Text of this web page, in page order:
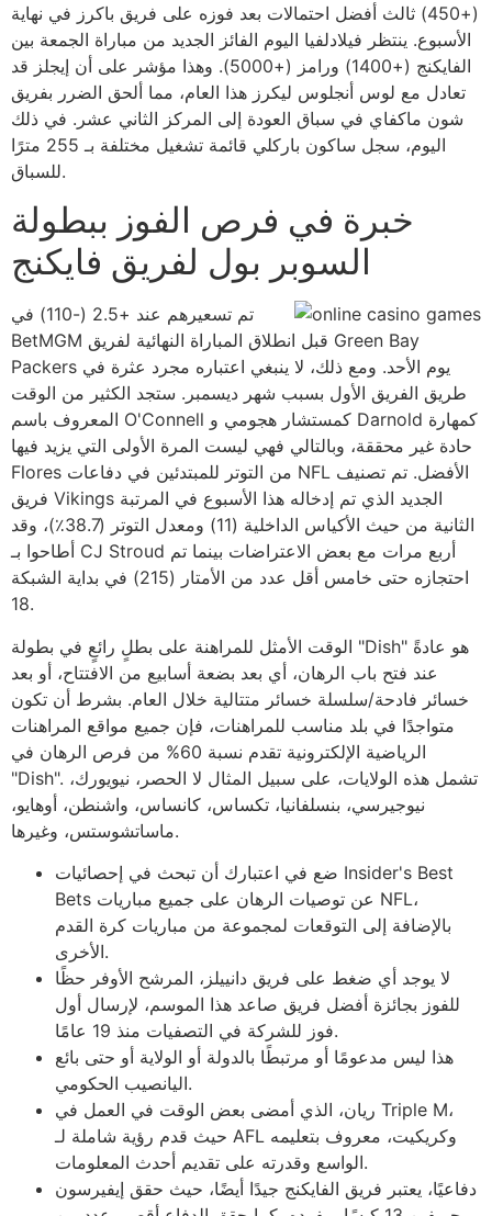
(+450) ثالث أفضل احتمالات بعد فوزه على فريق باكرز في نهاية
الأسبوع. ينتظر فيلادلفيا اليوم الفائز الجديد من مباراة الجمعة بين
الفايكنج (+1400) ورامز (+5000). وهذا مؤشر على أن إيجلز قد
تعادل مع لوس أنجلوس ليكرز هذا العام، مما ألحق الضرر بفريق
شون ماكفاي في سباق العودة إلى المركز الثاني عشر. في ذلك
اليوم، سجل ساكون باركلي قائمة تشغيل مختلفة بـ 255 مترًا
للسباق.
خبرة في فرص الفوز ببطولة
السوبر بول لفريق فايكنج
تم تسعيرهم عند +2.5 (-110) في
BetMGM قبل انطلاق المباراة النهائية لفريق Green Bay
Packers يوم الأحد. ومع ذلك، لا ينبغي اعتباره مجرد عثرة في
طريق الفريق الأول بسبب شهر ديسمبر. ستجد الكثير من الوقت
المعروف باسم O'Connell كمستشار هجومي و Darnold كمهارة
حادة غير محققة، وبالتالي فهي ليست المرة الأولى التي يزيد فيها
Flores من التوتر للمبتدئين في دفاعات NFL الأفضل. تم تصنيف
فريق Vikings الجديد الذي تم إدخاله هذا الأسبوع في المرتبة
الثانية من حيث الأكياس الداخلية (11) ومعدل التوتر (38.7٪)، وقد
أطاحوا بـ CJ Stroud أربع مرات مع بعض الاعتراضات بينما تم
احتجازه حتى خامس أقل عدد من الأمتار (215) في بداية الشبكة
18.
الوقت الأمثل للمراهنة على بطلٍ رائعٍ في بطولة "Dish" هو عادةً
عند فتح باب الرهان، أي بعد بضعة أسابيع من الافتتاح، أو بعد
خسائر فادحة/سلسلة خسائر متتالية خلال العام. بشرط أن تكون
متواجدًا في بلد مناسب للمراهنات، فإن جميع مواقع المراهنات
الرياضية الإلكترونية تقدم نسبة 60% من فرص الرهان في
"Dish". تشمل هذه الولايات، على سبيل المثال لا الحصر، نيويورك،
نيوجيرسي، بنسلفانيا، تكساس، كانساس، واشنطن، أوهايو،
ماساتشوستس، وغيرها.
ضع في اعتبارك أن تبحث في إحصائيات Insider's Best
Bets عن توصيات الرهان على جميع مباريات NFL،
بالإضافة إلى التوقعات لمجموعة من مباريات كرة القدم
الأخرى.
لا يوجد أي ضغط على فريق دانييلز، المرشح الأوفر حظًا
للفوز بجائزة أفضل فريق صاعد هذا الموسم، لإرسال أول
فوز للشركة في التصفيات منذ 19 عامًا.
هذا ليس مدعومًا أو مرتبطًا بالدولة أو الولاية أو حتى بائع
اليانصيب الحكومي.
ريان، الذي أمضى بعض الوقت في العمل في Triple M،
حيث قدم رؤية شاملة لـ AFL وكريكيت، معروف بتعليمه
الواسع وقدرته على تقديم أحدث المعلومات.
دفاعيًا، يعتبر فريق الفايكنج جيدًا أيضًا، حيث حقق إيفيرسون